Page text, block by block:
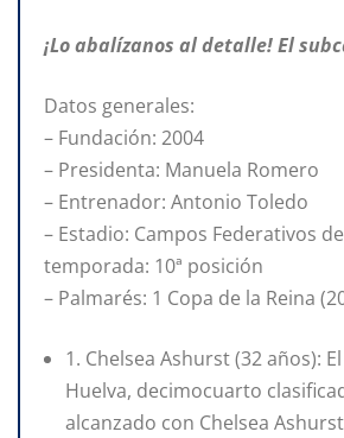
¡Lo abalízanos al detalle! El
Datos generales:
– Fundación: 2004
– Presidenta: Manuela Romero
– Entrenador: Antonio Toledo
– Estadio: Campos Federativos
temporada: 10ª posición
– Palmarés: 1 Copa de la Reina
1. Chelsea Ashurst (32 años):
Huelva, decimocuarto
alcanzado con Chelsea